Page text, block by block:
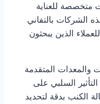
متخصصة للعناية
الشركات بالتفاني
الذين يبحثون
والمعدات المتقدمة
السلبي على
الكنب بدقة لتحديد